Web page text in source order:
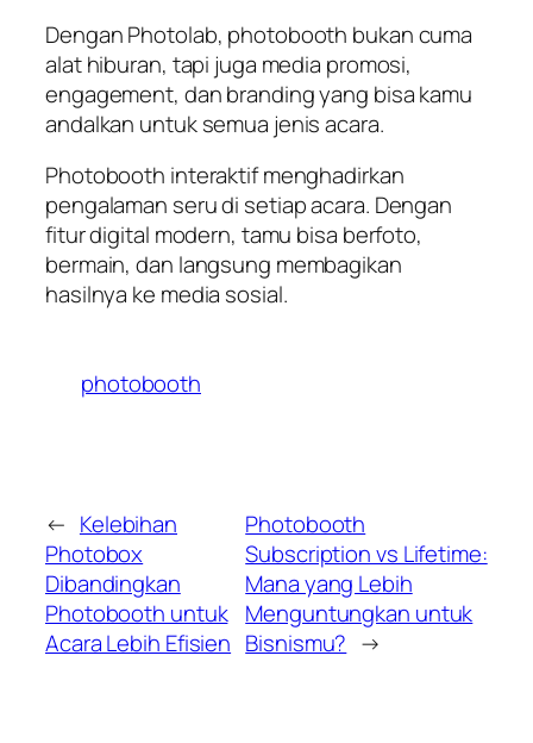
Dengan Photolab, photobooth bukan cuma
alat hiburan, tapi juga media promosi,
engagement, dan branding yang bisa kamu
andalkan untuk semua jenis acara.
Photobooth interaktif menghadirkan
pengalaman seru di setiap acara. Dengan
fitur digital modern, tamu bisa berfoto,
bermain, dan langsung membagikan
hasilnya ke media sosial.
photobooth
← Kelebihan
Photobox
Dibandingkan
Photobooth untuk
Acara Lebih Efisien
Photobooth
Subscription vs Lifetime:
Mana yang Lebih
Menguntungkan untuk
Bisnismu? →